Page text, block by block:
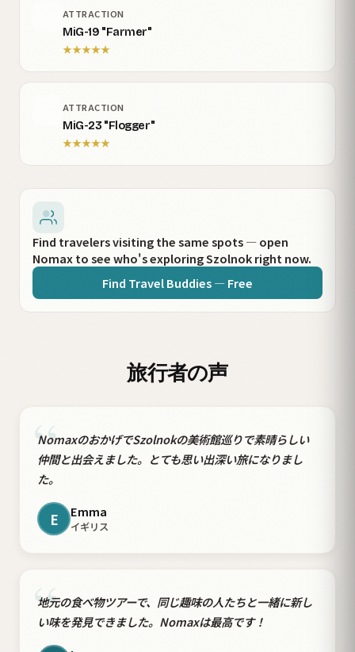
ATTRACTION
MiG-19 "Farmer"
★★★★★
ATTRACTION
MiG-23 "Flogger"
★★★★★
Find travelers visiting the same spots — open
Nomax to see who's exploring Szolnok right now.
Find Travel Buddies — Free
旅行者の声
“
NomaxのおかげでSzolnokの美術館巡りで素晴らしい
仲間と出会えました。とても思い出深い旅になりまし
た。
E Emma
イギリス
“
地元の食べ物ツアーで、同じ趣味の人たちと一緒に新し
い味を発見できました。Nomaxは最高です！